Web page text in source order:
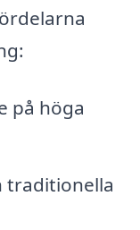
på höga
traditionella